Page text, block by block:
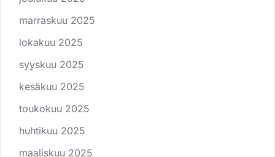
marraskuu 2025
lokakuu 2025
syyskuu 2025
kesäkuu 2025
toukokuu 2025
huhtikuu 2025
maaliskuu 2025